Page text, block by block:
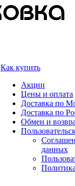
Как купить
Акции
Цены и оплата
Доставка по
Доставка по
Обмен и
данных